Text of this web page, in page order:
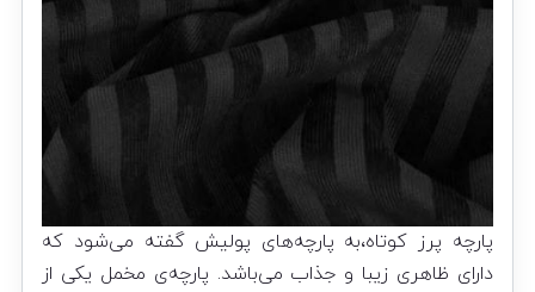
پارچه پرز کوتاه،به پارچه‌های پولیش گفته می‌شود که
دارای ظاهری زیبا و جذاب می‌باشد. پارچه‌ی مخمل یکی از